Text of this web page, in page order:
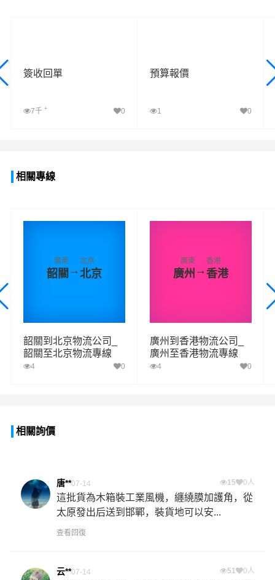
簽收回單
7千 + 0
預算報價
1 0
相關專線
廣東
韶關→
北京
北京
韶關到北京物流公司_
韶關至北京物流專線
4 0
廣東
廣州 →
香港
香港
廣州到香港物流公司_
廣州至香港物流專線
4 0
相關詢價
唐**07-14 15 0人
這批貨為木箱裝工業風機，纏繞膜加護角，從
太原發出后送到邯鄲，裝貨地可以安...
查看回復
云**07-14 51 0人